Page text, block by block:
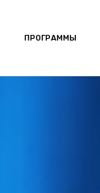
ПРОГРАММЫ